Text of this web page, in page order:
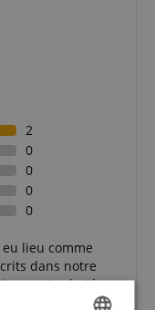
2
0
0
0
0
lieu comme
dans notre
acheté